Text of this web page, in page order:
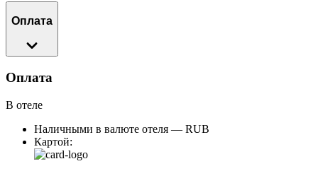
Оплата
Оплата
В отеле
Наличными в валюте отеля — RUB
Картой: